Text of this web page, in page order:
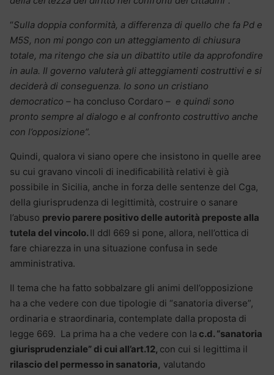
“Sulla doppia conformità, a differenza di quello che fa Pd e
M5S, non mi pongo con un atteggiamento di chiusura
totale, ma ritengo che sia un dibattito utile da approfondire
in aula. Il governo valuterà gli atteggiamenti costruttivi e si
deciderà di conseguenza. Io sono un cristiano
democratico – ha concluso Cordaro – e quindi sono
pronto sempre al dialogo e al confronto costruttivo anche
con l’opposizione”.
Quindi, qualora vi siano opere che insistono in quelle aree
su cui gravano vincoli di inedificabilità relativi è già
possibile in Sicilia, anche in forza delle sentenze del Cga,
della giurisprudenza di legittimità, costruire o sanare
l’abuso previo parere positivo delle autorità preposte alla
tutela del vincolo. Il ddl 669 si pone, allora, nell’ottica di
fare chiarezza in una situazione confusa in sede
amministrativa.
Il tema che ha fatto sobbalzare gli animi dell’opposizione
ha a che vedere con due tipologie di “sanatoria diverse”,
ordinaria e straordinaria, contemplate dalla proposta di
legge 669. La prima ha a che vedere con la c.d. “sanatoria
giurisprudenziale” di cui all’art.12, con cui si legittima il
rilascio del permesso in sanatoria, valutando